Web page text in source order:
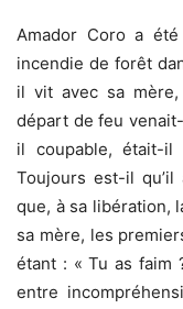
Amador Coro a
incendie de forêt
il vit avec sa mère,
départ de feu
il coupable, était-
Toujours est-il
que, à sa libération,
sa mère, les
étant : « Tu as faim
entre